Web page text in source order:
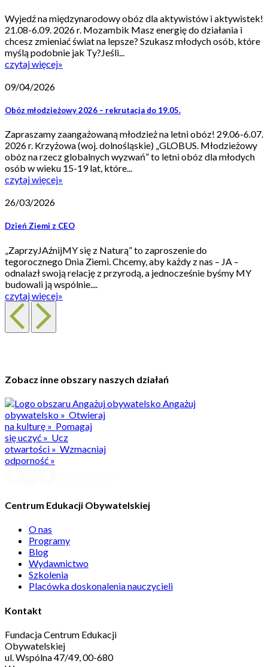
Wyjedź na międzynarodowy obóz dla aktywistów i aktywistek!
21.08-6.09. 2026 r. Mozambik Masz energię do działania i
chcesz zmieniać świat na lepsze? Szukasz młodych osób, które
myślą podobnie jak Ty?Jeśli...
czytaj więcej»
09/04/2026
Obóz młodzieżowy 2026 – rekrutacja do 19.05.
Zapraszamy zaangażowaną młodzież na letni obóz! 29.06-6.07.
2026 r. Krzyżowa (woj. dolnośląskie) „GLOBUS. Młodzieżowy
obóz na rzecz globalnych wyzwań” to letni obóz dla młodych
osób w wieku 15-19 lat, które...
czytaj więcej»
26/03/2026
Dzień Ziemi z CEO
„ZaprzyJAźnijMY się z Naturą” to zaproszenie do
tegorocznego Dnia Ziemi. Chcemy, aby każdy z nas – JA –
odnalazł swoją relację z przyrodą, a jednocześnie byśmy MY
budowali ją wspólnie....
czytaj więcej»
Zobacz inne obszary naszych działań
Angażuj
obywatelsko » Otwieraj
na kulturę » Pomagaj
się uczyć » Ucz
otwartości » Wzmacniaj
odporność »
Centrum Edukacji Obywatelskiej
O nas
Programy
Blog
Wydawnictwo
Szkolenia
Placówka doskonalenia nauczycieli
Kontakt
Fundacja Centrum Edukacji
Obywatelskiej
ul. Wspólna 47/49, 00-680